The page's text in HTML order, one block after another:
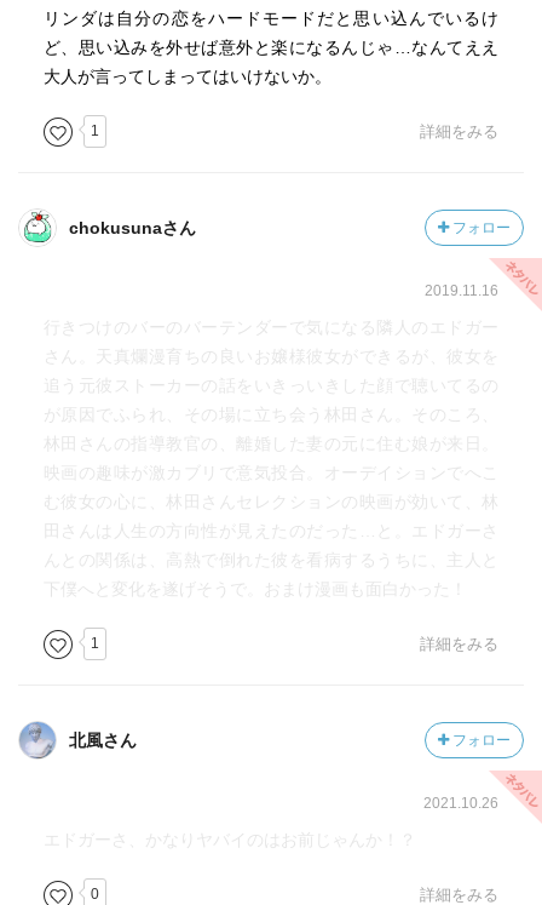
リンダは自分の恋をハードモードだと思い込んでいるけ
ど、思い込みを外せば意外と楽になるんじゃ…なんてええ
大人が言ってしまってはいけないか。
1 詳細をみる
chokusunaさん フォロー
2019.11.16
行きつけのバーのバーテンダーで気になる隣人のエドガー
さん。天真爛漫育ちの良いお嬢様彼女ができるが、彼女を
追う元彼ストーカーの話をいきっいきした顔で聴いてるの
が原因でふられ、その場に立ち会う林田さん。そのころ、
林田さんの指導教官の、離婚した妻の元に住む娘が来日。
映画の趣味が激カブリで意気投合。オーデイションでへこ
む彼女の心に、林田さんセレクションの映画が効いて、林
田さんは人生の方向性が見えたのだった…と。エドガーさ
んとの関係は、高熱で倒れた彼を看病するうちに、主人と
下僕へと変化を遂げそうで。おまけ漫画も面白かった！
1 詳細をみる
北風さん フォロー
2021.10.26
エドガーさ、かなりヤバイのはお前じゃんか！？
0 詳細をみる